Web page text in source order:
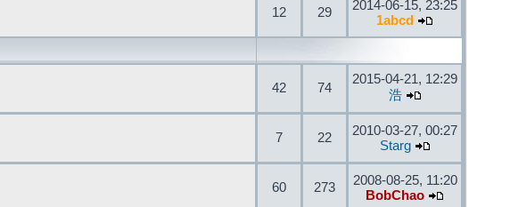
12 29
2014-06-15, 23:25
1abcd
42 74
2015-04-21, 12:29
浩
7 22
2010-03-27, 00:27
Starg
60 273
2008-08-25, 11:20
BobChao